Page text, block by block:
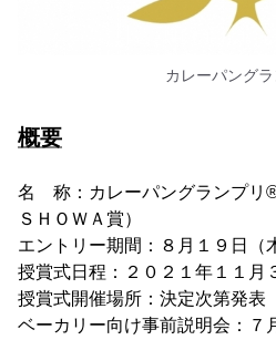
カレーパング
概要
名 称：カレーパングランプリ
ＳＨＯＷＡ賞）
エントリー期間：８月１９日（
授賞式日程：２０２１年１１月
授賞式開催場所：決定次第発表
ベーカリー向け事前説明会：７